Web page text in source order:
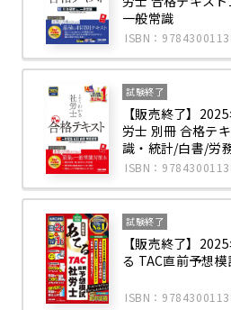
一般常識
ISBN：
試験終了
【販売終了】
労士 別冊 合格テ
識・統計/白書/労
ISBN：
試験終了
【販売終了】
る TAC直前予想模
ISBN：